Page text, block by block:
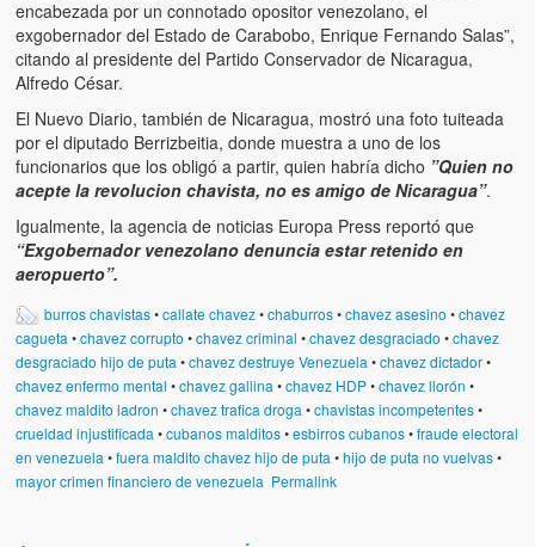
Víctimas del régimen dictatorial de Chávez desde que tomó el
poder hasta el 31 de diciembre de 2009
Víctimas inocentes de la violencia castrista del 4 de Febrero de
1992
¡¡¡Miserable traidor, mira a tu pueblo!!! (Despicable traitor, look
your country!!!)
Fotos
Versos
Cuentos
Videos
Chistes
encabezada por un connotado opositor venezolano, el
exgobernador del Estado de Carabobo, Enrique Fernando Salas”,
citando al presidente del Partido Conservador de Nicaragua,
Alfredo César.
El Nuevo Diario, también de Nicaragua, mostró una foto tuiteada
por el diputado Berrizbeitia, donde muestra a uno de los
funcionarios que los obligó a partir, quien habría dicho ”Quien no
acepte la revolucion chavista, no es amigo de Nicaragua”.
Igualmente, la agencia de noticias Europa Press reportó que
“Exgobernador venezolano denuncia estar retenido en
aeropuerto”.
burros chavistas•callate chavez•chaburros•chavez asesino •chavez
cagueta •chavez corrupto •chavez criminal •chavez desgraciado •chavez
desgraciado hijo de puta •chavez destruye Venezuela •chavez dictador•
chavez enfermo mental •chavez gallina •chavez HDP•chavez llorón •
chavez maldito ladron •chavez trafica droga •chavistas incompetentes•
crueldad injustificada •cubanos malditos•esbirros cubanos•fraude electoral
en venezuela •fuera maldito chavez hijo de puta •hijo de puta no vuelvas•
mayor crimen financiero de venezuela Permalink